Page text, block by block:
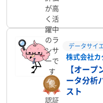
が高
く活
躍中
のラ
ンサ
ーで
す
データサイ
株式会社
【オー
ータ分析
スト
認証